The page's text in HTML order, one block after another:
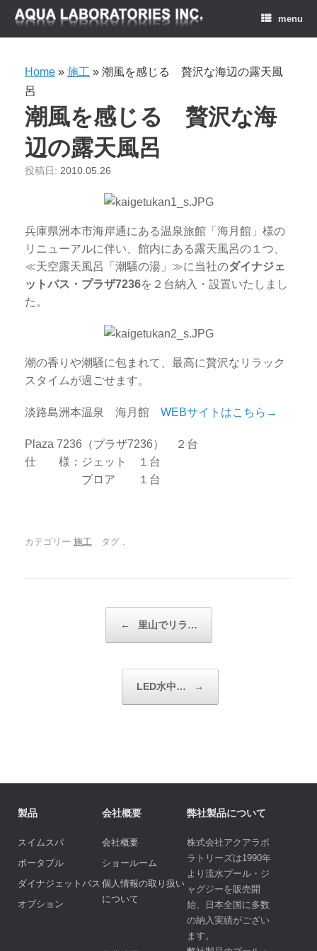
menu
Home » 施工 » 潮風を感じる 贅沢な海辺の露天風
呂
潮風を感じる 贅沢な海
辺の露天風呂
投稿日: 2010.05.26
兵庫県洲本市海岸通にある温泉旅館「海月館」様の
リニューアルに伴い、館内にある露天風呂の１つ、
≪天空露天風呂「潮騒の湯」≫に当社のダイナジェ
ットバス・プラザ7236を２台納入・設置いたしまし
た。
潮の香りや潮騒に包まれて、最高に贅沢なリラック
スタイムが過ごせます。
淡路島洲本温泉 海月館 WEBサイトはこちら→
Plaza 7236（プラザ7236） ２台
仕 様：ジェット １台
ブロア １台
カテゴリー 施工 タグ
投稿ナビゲーション← 里山でリラ…
LED水中… →
製品
スイムスパ
ポータブル
ダイナジェットバス
オプション
会社概要
会社概要
ショールーム
個人情報の取り扱い
について
弊社製品について
株式会社アクアラボ
ラトリーズは1990年
より流水プール・ジ
ャグジーを販売開
始、日本全国に多数
の納入実績がござい
ます。